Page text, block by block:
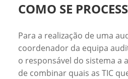
COMO SE
Para a realização de uma
coordenador da equipa
o responsável do sistema a
de combinar quais as TIC